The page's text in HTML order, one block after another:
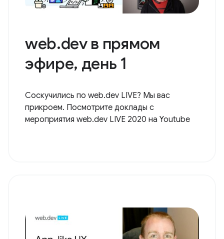
web.dev в прямом
эфире, день 1
Соскучились по web.dev LIVE? Мы вас
прикроем. Посмотрите доклады с
мероприятия web.dev LIVE 2020 на Youtube